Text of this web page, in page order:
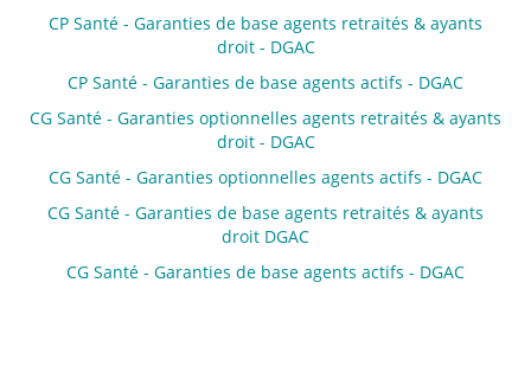
CP Santé - Garanties de base agents retraités & ayants
droit - DGAC
CP Santé - Garanties de base agents actifs - DGAC
CG Santé - Garanties optionnelles agents retraités & ayants
droit - DGAC
CG Santé - Garanties optionnelles agents actifs - DGAC
CG Santé - Garanties de base agents retraités & ayants
droit DGAC
CG Santé - Garanties de base agents actifs - DGAC